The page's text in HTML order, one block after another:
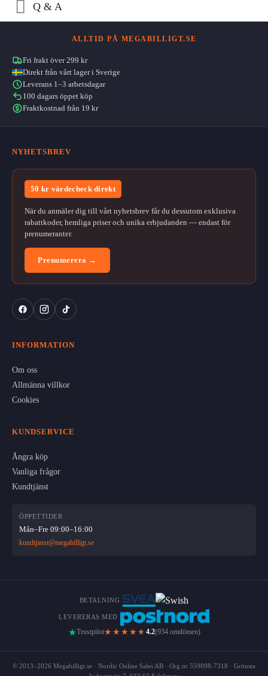
Q & A
ALLTID PÅ MEGABILLIGT.SE
Fri frakt över 299 kr
Direkt från vårt lager i Sverige
Leverans 1–3 arbetsdagar
100 dagars öppet köp
Fraktkostnad från 19 kr
NYHETSBREV
50 kr värdecheck direkt
När du anmäler dig till vårt nyhetsbrev får du dessutom exklusiva
rabattkoder, hemliga priser och unika erbjudanden — endast för
prenumeranter.
Prenumerera →
INFORMATION
Om oss
Allmänna villkor
Cookies
KUNDSERVICE
Ångra köp
Vanliga frågor
Kundtjänst
ÖPPETTIDER
Mån–Fre 09:00–16:00
kundtjanst@megabilligt.se
BETALNING
LEVERERAS MED
Trustpilot★★★★ ★ 4.2(934 omdömen)
© 2013–2026 Megabilligt.se · Nordic Online Sales AB · Org.nr 559098-7318 · Grönsta